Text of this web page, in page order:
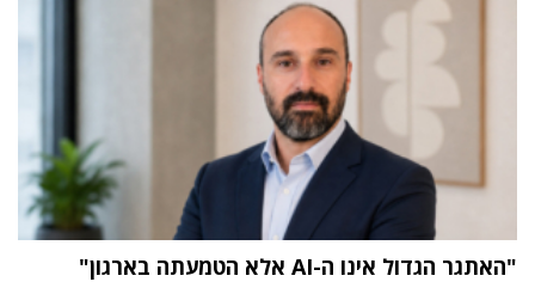
"האתגר הגדול אינו ה-AI אלא הטמעתה בארגון"